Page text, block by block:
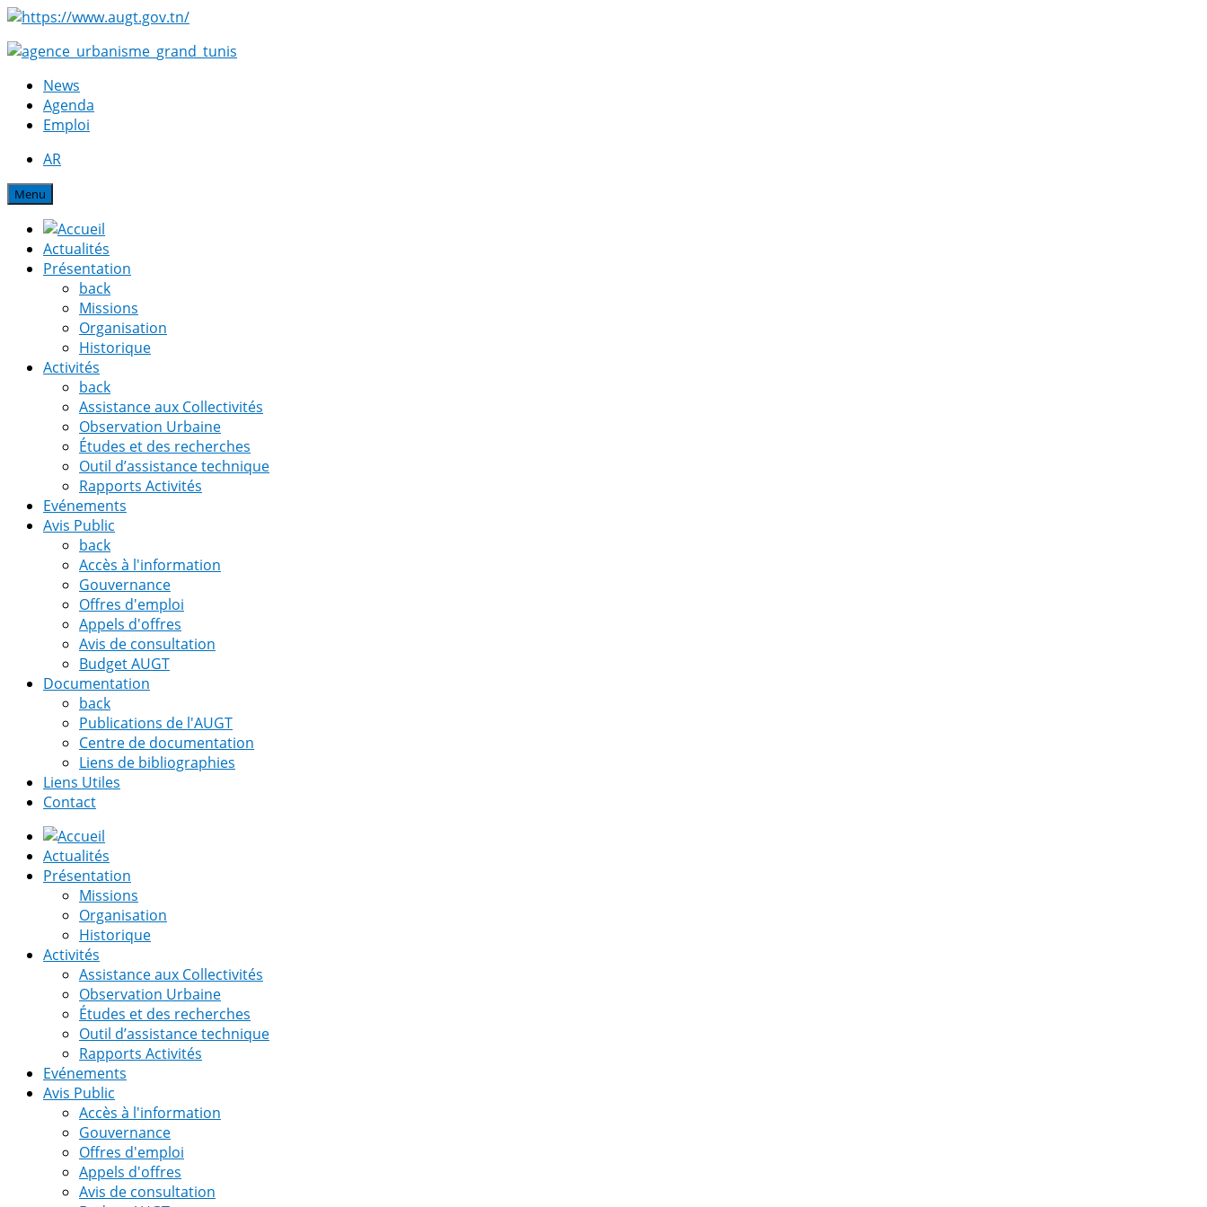
News
Agenda
Emploi
AR
Menu
Actualités
Présentation
back
Missions
Organisation
Historique
Activités
back
Assistance aux Collectivités
Observation Urbaine
Études et des recherches
Outil d’assistance technique
Rapports Activités
Evénements
Avis Public
back
Accès à l'information
Gouvernance
Offres d'emploi
Appels d'offres
Avis de consultation
Budget AUGT
Documentation
back
Publications de l'AUGT
Centre de documentation
Liens de bibliographies
Liens Utiles
Contact
Actualités
Présentation
Missions
Organisation
Historique
Activités
Assistance aux Collectivités
Observation Urbaine
Études et des recherches
Outil d’assistance technique
Rapports Activités
Evénements
Avis Public
Accès à l'information
Gouvernance
Offres d'emploi
Appels d'offres
Avis de consultation